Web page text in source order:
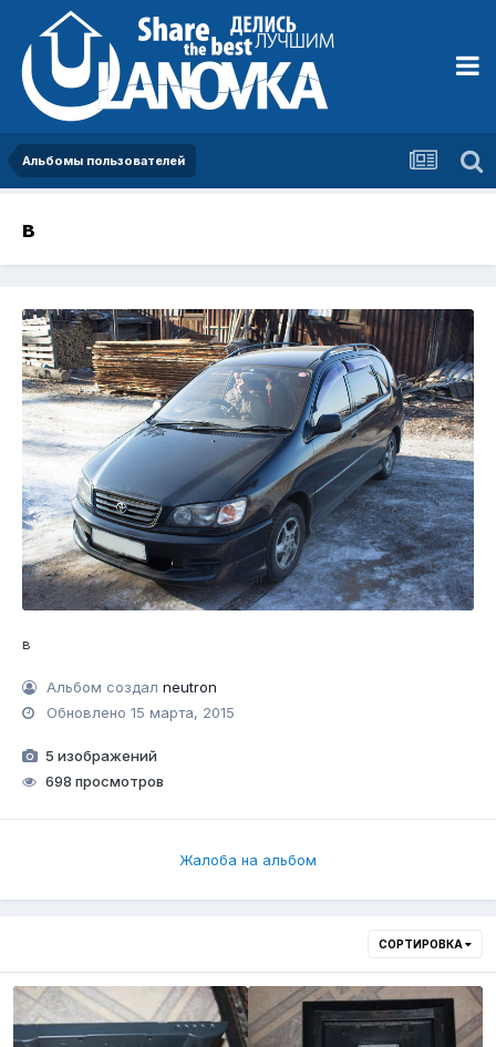
Альбомы пользователей
в
в
Альбом создалneutron
Обновлено15 марта, 2015
5 изображений
698 просмотров
Жалоба на альбом
СОРТИРОВКА